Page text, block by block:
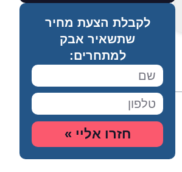
לקבלת הצעת מחיר
שתשאיר אבק
למתחרים:
חזרו אליי »